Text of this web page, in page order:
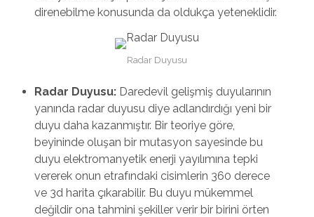
direnebilme konusunda da oldukça yeteneklidir.
Radar Duyusu
Radar Duyusu: Daredevil gelişmiş duyularının
yanında radar duyusu diye adlandırdığı yeni bir
duyu daha kazanmıştır. Bir teoriye göre,
beyininde oluşan bir mutasyon sayesinde bu
duyu elektromanyetik enerji yayılımına tepki
vererek onun etrafındaki cisimlerin 360 derece
ve 3d harita çıkarabilir. Bu duyu mükemmel
değildir ona tahmini şekiller verir bir birini örten